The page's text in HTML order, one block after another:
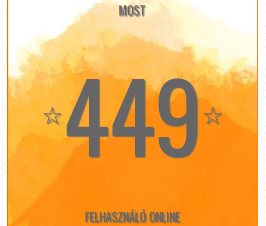
MOST
☆449☆
FELHASZNÁLÓ ONLINE